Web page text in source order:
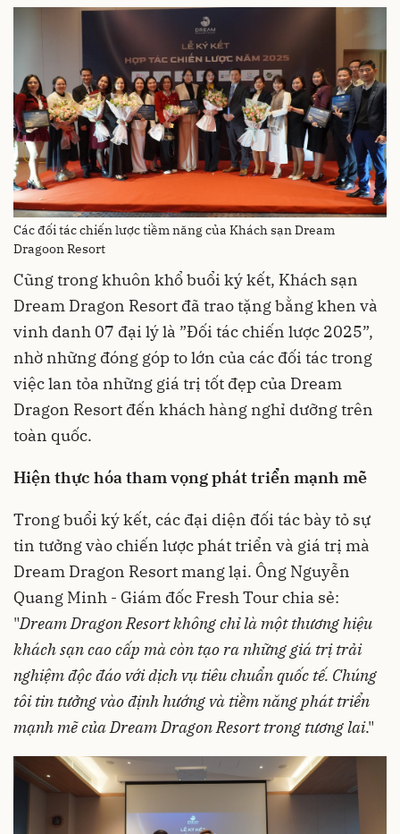
Các đối tác chiến lược tiềm năng của Khách sạn Dream
Dragoon Resort
Cũng trong khuôn khổ buổi ký kết, Khách sạn
Dream Dragon Resort đã trao tặng bằng khen và
vinh danh 07 đại lý là ”Đối tác chiến lược 2025”,
nhờ những đóng góp to lớn của các đối tác trong
việc lan tỏa những giá trị tốt đẹp của Dream
Dragon Resort đến khách hàng nghỉ dưỡng trên
toàn quốc.
Hiện thực hóa tham vọng phát triển mạnh mẽ
Trong buổi ký kết, các đại diện đối tác bày tỏ sự
tin tưởng vào chiến lược phát triển và giá trị mà
Dream Dragon Resort mang lại. Ông Nguyễn
Quang Minh - Giám đốc Fresh Tour chia sẻ:
"Dream Dragon Resort không chỉ là một thương hiệu
khách sạn cao cấp mà còn tạo ra những giá trị trải
nghiệm độc đáo với dịch vụ tiêu chuẩn quốc tế. Chúng
tôi tin tưởng vào định hướng và tiềm năng phát triển
mạnh mẽ của Dream Dragon Resort trong tương lai."